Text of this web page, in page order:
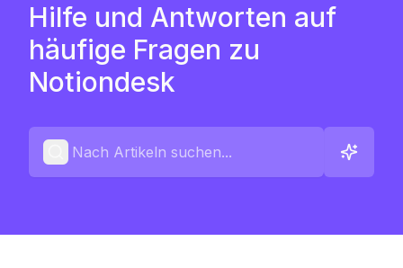
Deutsch
Hilfe und Antworten auf
häufige Fragen zu
Notiondesk